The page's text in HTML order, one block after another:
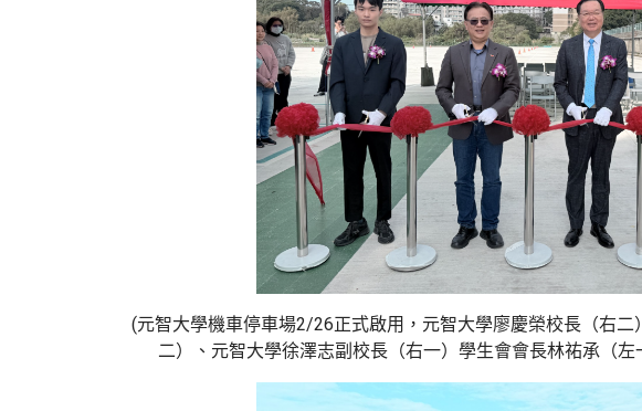
(元智大學機車停車場2/26正式啟用，元智大學廖慶榮校長（右
二）、元智大學徐澤志副校長（右一）學生會會長林祐承（